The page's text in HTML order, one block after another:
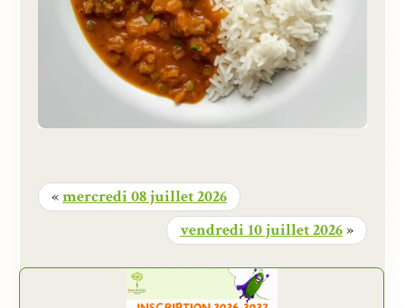
«mercredi 08 juillet 2026
vendredi 10 juillet 2026»